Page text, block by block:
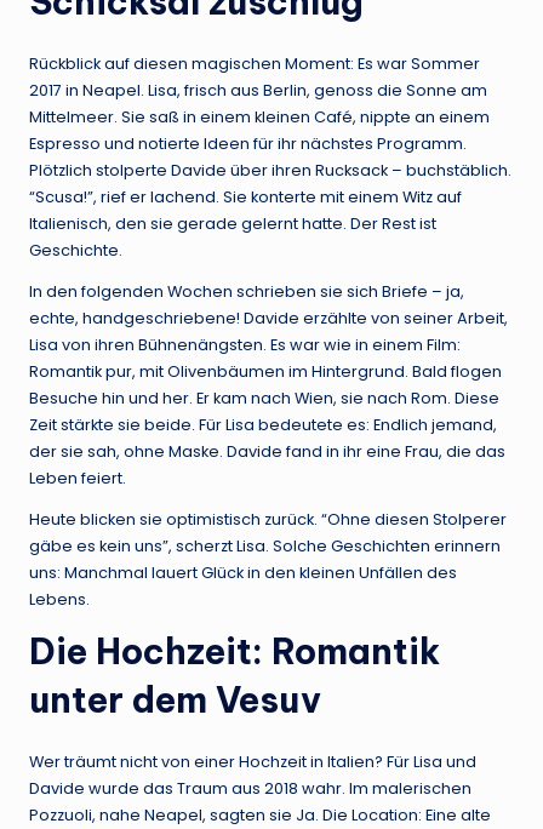
Rückblick auf diesen magischen Moment: Es war Sommer
2017 in Neapel. Lisa, frisch aus Berlin, genoss die Sonne am
Mittelmeer. Sie saß in einem kleinen Café, nippte an einem
Espresso und notierte Ideen für ihr nächstes Programm.
Plötzlich stolperte Davide über ihren Rucksack – buchstäblich.
“Scusa!”, rief er lachend. Sie konterte mit einem Witz auf
Italienisch, den sie gerade gelernt hatte. Der Rest ist
Geschichte.
In den folgenden Wochen schrieben sie sich Briefe – ja,
echte, handgeschriebene! Davide erzählte von seiner Arbeit,
Lisa von ihren Bühnenängsten. Es war wie in einem Film:
Romantik pur, mit Olivenbäumen im Hintergrund. Bald flogen
Besuche hin und her. Er kam nach Wien, sie nach Rom. Diese
Zeit stärkte sie beide. Für Lisa bedeutete es: Endlich jemand,
der sie sah, ohne Maske. Davide fand in ihr eine Frau, die das
Leben feiert.
Heute blicken sie optimistisch zurück. “Ohne diesen Stolperer
gäbe es kein uns”, scherzt Lisa. Solche Geschichten erinnern
uns: Manchmal lauert Glück in den kleinen Unfällen des
Lebens.
Die Hochzeit: Romantik
unter dem Vesuv
Wer träumt nicht von einer Hochzeit in Italien? Für Lisa und
Davide wurde das Traum aus 2018 wahr. Im malerischen
Pozzuoli, nahe Neapel, sagten sie Ja. Die Location: Eine alte